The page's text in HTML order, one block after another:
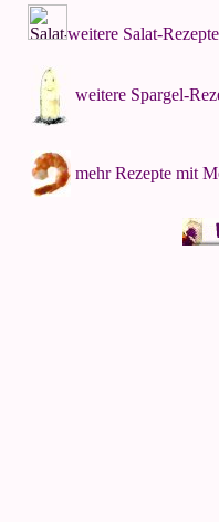
weitere Salat-Rezepte
weitere Spargel-
mehr Rezepte mit